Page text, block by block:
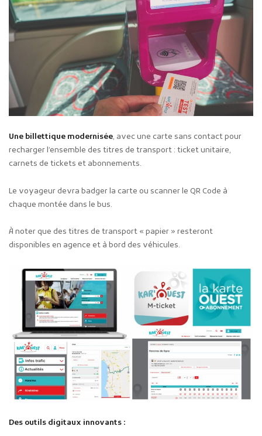
Une billettique modernisée, avec une carte sans contact pour
recharger l’ensemble des titres de transport : ticket unitaire,
carnets de tickets et abonnements.
Le voyageur devra badger la carte ou scanner le QR Code à
chaque montée dans le bus.
À noter que des titres de transport « papier » resteront
disponibles en agence et à bord des véhicules.
Des outils digitaux innovants :